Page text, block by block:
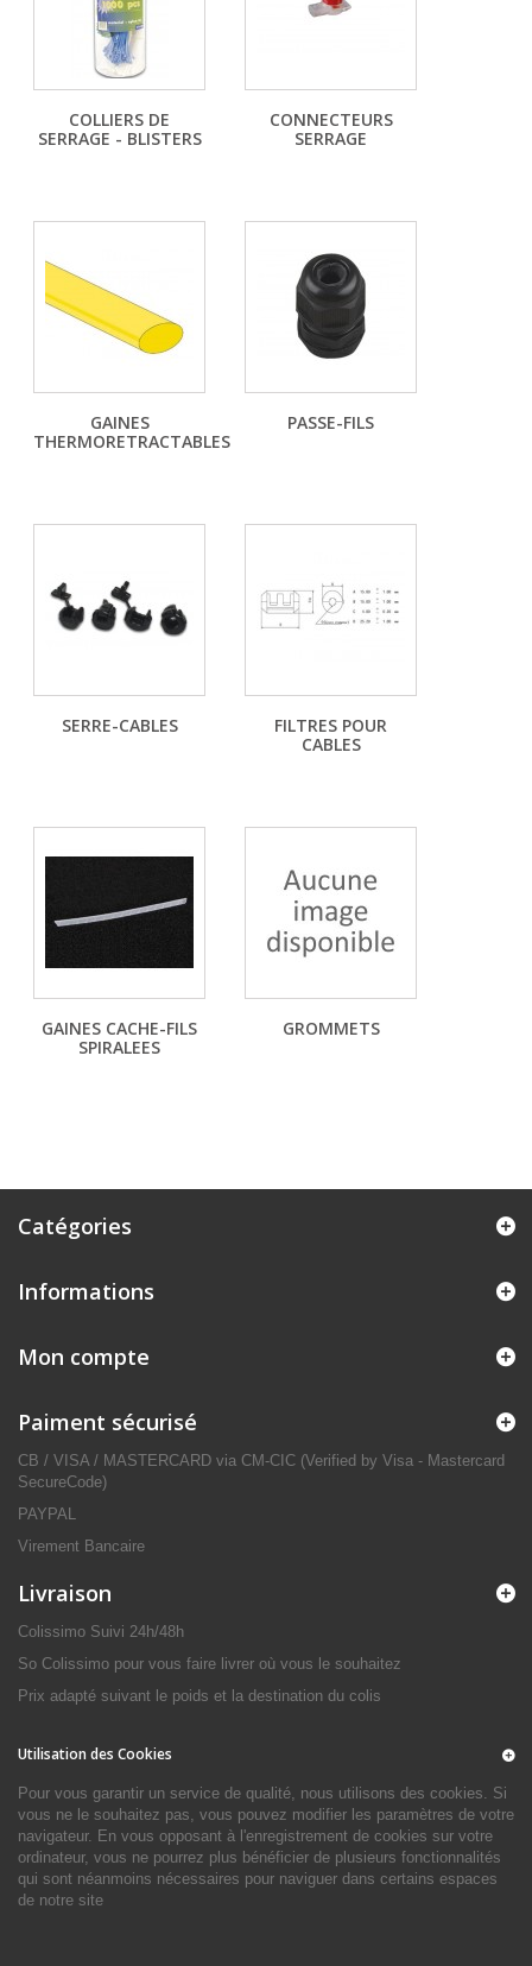
COLLIERS DE
SERRAGE - BLISTERS
CONNECTEURS
SERRAGE
GAINES
THERMORETRACTABLES
PASSE-FILS
SERRE-CABLES
FILTRES POUR
CABLES
GAINES CACHE-FILS
SPIRALEES
GROMMETS
Catégories
Informations
Mon compte
Paiment sécurisé
CB / VISA / MASTERCARD via CM-CIC (Verified by Visa - Mastercard
SecureCode)
PAYPAL
Virement Bancaire
Livraison
Colissimo Suivi 24h/48h
So Colissimo pour vous faire livrer où vous le souhaitez
Prix adapté suivant le poids et la destination du colis
Utilisation des Cookies
Pour vous garantir un service de qualité, nous utilisons des cookies. Si
vous ne le souhaitez pas, vous pouvez modifier les paramètres de votre
navigateur. En vous opposant à l'enregistrement de cookies sur votre
ordinateur, vous ne pourrez plus bénéficier de plusieurs fonctionnalités
qui sont néanmoins nécessaires pour naviguer dans certains espaces
de notre site